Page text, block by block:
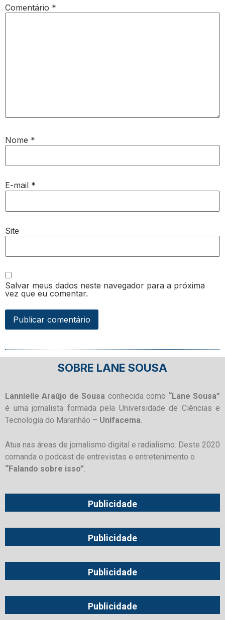
Comentário *
Nome *
E-mail *
Site
Salvar meus dados neste navegador para a próxima
vez que eu comentar.
SOBRE LANE SOUSA
Lannielle Araújo de Sousa conhecida como “Lane Sousa”
é uma jornalista formada pela Universidade de Ciências e
Tecnologia do Maranhão – Unifacema.
Atua nas áreas de jornalismo digital e radialismo. Deste 2020
comanda o podcast de entrevistas e entretenimento o
“Falando sobre isso”
Publicidade
Publicidade
Publicidade
Publicidade